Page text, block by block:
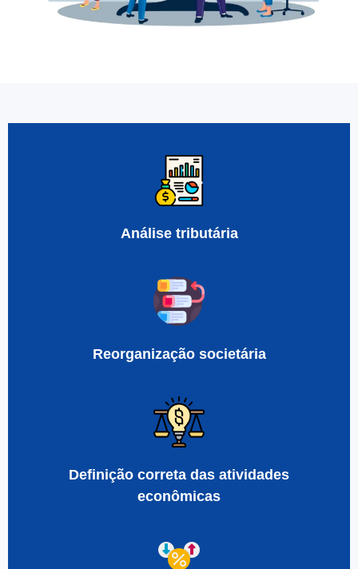
Análise tributária
Reorganização societária
Definição correta das atividades
econômicas